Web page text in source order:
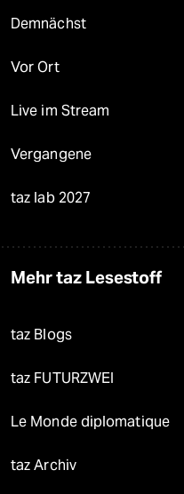
Demnächst
Vor Ort
Live im Stream
Vergangene
taz lab 2027
Mehr taz Lesestoff
taz Blogs
taz FUTURZWEI
Le Monde diplomatique
taz Archiv